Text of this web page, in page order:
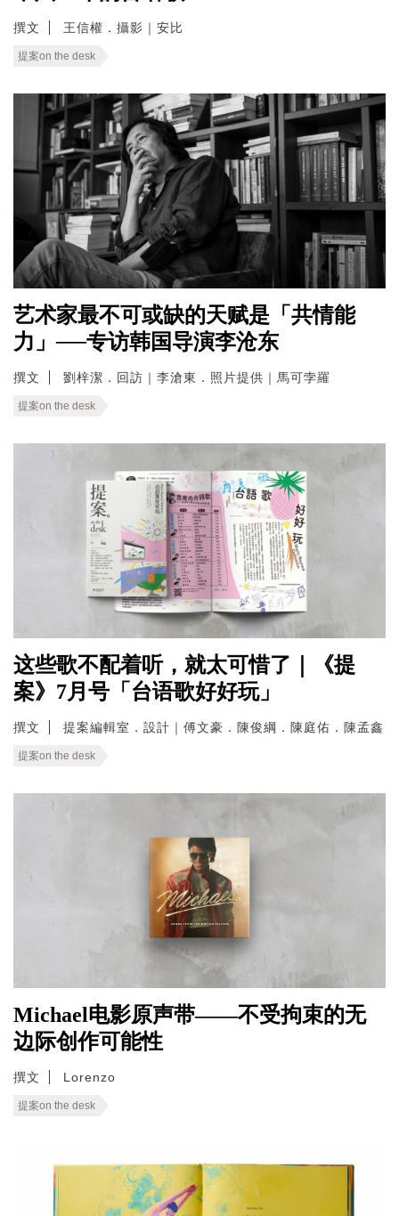
撰文 王信權．攝影｜安比
提案on the desk
艺术家最不可或缺的天赋是「共情能
力」──专访韩国导演李沧东
撰文 劉梓潔．回訪｜李滄東．照片提供｜馬可孛羅
提案on the desk
这些歌不配着听，就太可惜了｜《提
案》7月号「台语歌好好玩」
撰文 提案編輯室．設計｜傅文豪．陳俊綱．陳庭佑．陳孟鑫
提案on the desk
Michael电影原声带——不受拘束的无
边际创作可能性
撰文 Lorenzo
提案on the desk